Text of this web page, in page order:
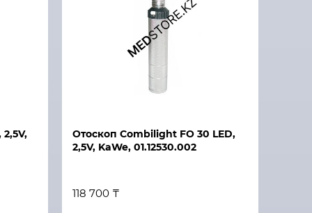
Отоскоп Combilight FO 30 LED,
2,5V, KaWe, 01.12530.002
118 700 ₸